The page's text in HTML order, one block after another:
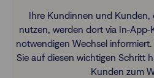
Ihre Kundinnen und Kunden,
nutzen, werden dort via In-
notwendigen Wechsel
Sie auf diesen wichtigen Schritt
Kunden zum